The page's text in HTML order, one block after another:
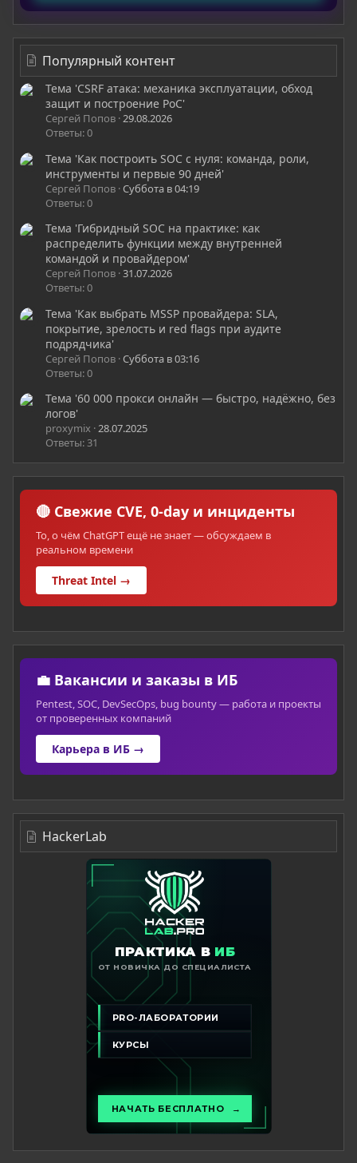
Популярный контент
Тема 'CSRF атака: механика эксплуатации, обход
защит и построение PoC'
Сергей Попов 29.08.2026
Ответы: 0
Тема 'Как построить SOC с нуля: команда, роли,
инструменты и первые 90 дней'
Сергей Попов Суббота в 04:19
Ответы: 0
Тема 'Гибридный SOC на практике: как
распределить функции между внутренней
командой и провайдером'
Сергей Попов 31.07.2026
Ответы: 0
Тема 'Как выбрать MSSP провайдера: SLA,
покрытие, зрелость и red flags при аудите
подрядчика'
Сергей Попов Суббота в 03:16
Ответы: 0
Тема '60 000 прокси онлайн — быстро, надёжно, без
логов'
proxymix 28.07.2025
Ответы: 31
🔴 Свежие CVE, 0-day и инциденты
То, о чём ChatGPT ещё не знает — обсуждаем в
реальном времени
Threat Intel →
💼 Вакансии и заказы в ИБ
Pentest, SOC, DevSecOps, bug bounty — работа и проекты
от проверенных компаний
Карьера в ИБ →
HackerLab